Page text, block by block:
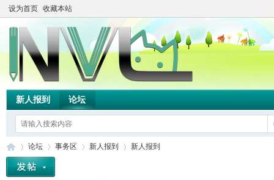
设为首页 收藏本站
新人报到 论坛
论坛 事务区 新人报到 新人报到